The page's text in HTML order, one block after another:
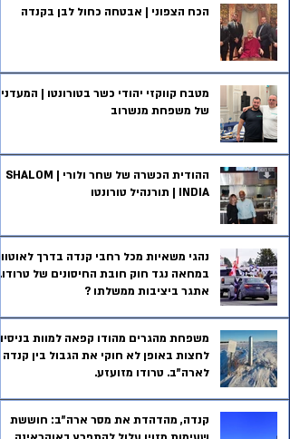
הכח הצפוני | אבטחה כחול לבן בקנדה
מטבח קווקזי יהודי כשר בטורונטו |
של משפחת מנשרוב
ההודית הכשרה של שחר ולורי | SHALOM
INDIA | תורנהיל טורונטו
נהגי משאיות מכל רחבי קנדה בדרך
במחאה נגד חוק חובת החיסונים של טרודו.
אתגר ביציבות ממשלתו ?
משפחת מהגרים מהודו קפאה למוות
לחצות באופן לא חוקי את הגבול בין קנדה
לארה"ב. טרודו מזועזע.
קנדה, מהדהדת את מסר ארה"ב: חוששת